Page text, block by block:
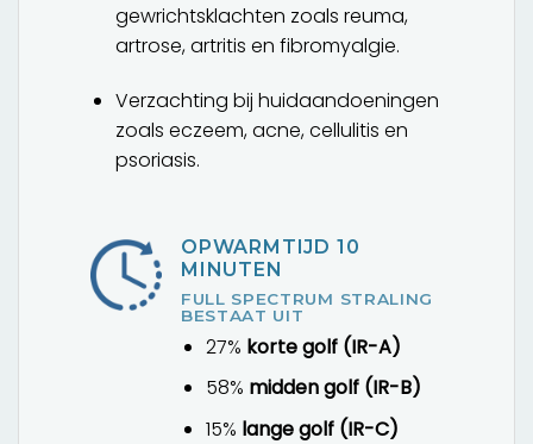
gewrichtsklachten zoals reuma,
artrose, artritis en fibromyalgie.
Verzachting bij huidaandoeningen
zoals eczeem, acne, cellulitis en
psoriasis.
OPWARMTIJD 10
MINUTEN
FULL SPECTRUM STRALING
BESTAAT UIT
27% korte golf (IR-A)
58% midden golf (IR-B)
15% lange golf (IR-C)